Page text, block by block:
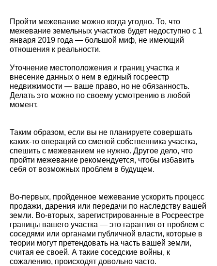
Пройти межевание можно когда угодно. То, что
межевание земельных участков будет недоступно с 1
января 2019 года — большой миф, не имеющий
отношения к реальности.
Уточнение местоположения и границ участка и
внесение данных о нем в единый госреестр
недвижимости — ваше право, но не обязанность.
Делать это можно по своему усмотрению в любой
момент.
Таким образом, если вы не планируете совершать
каких-то операций со сменой собственника участка,
спешить с межеванием не нужно. Другое дело, что
пройти межевание рекомендуется, чтобы избавить
себя от возможных проблем в будущем.
Во-первых, пройденное межевание ускорить процесс
продажи, дарения или передачи по наследству вашей
земли. Во-вторых, зарегистрированные в Росреестре
границы вашего участка — это гарантия от проблем с
соседями или органами публичной власти, которые в
теории могут претендовать на часть вашей земли,
считая ее своей. А такие соседские войны, к
сожалению, происходят довольно часто.